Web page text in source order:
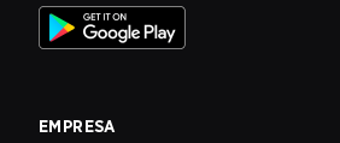
EMPRESA